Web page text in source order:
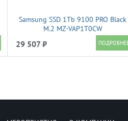
Samsung SSD 1Tb 9100 PRO Black
M.2 MZ-VAP1T0CW
29 507 ₽